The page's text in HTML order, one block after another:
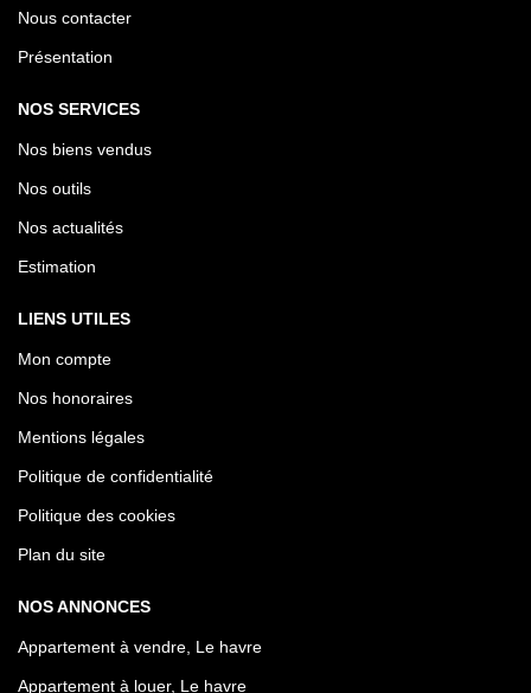
Nous contacter
Présentation
NOS SERVICES
Nos biens vendus
Nos outils
Nos actualités
Estimation
LIENS UTILES
Mon compte
Nos honoraires
Mentions légales
Politique de confidentialité
Politique des cookies
Plan du site
NOS ANNONCES
Appartement à vendre, Le havre
Appartement à louer, Le havre